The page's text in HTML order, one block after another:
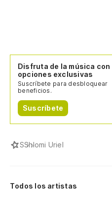
Disfruta de la música con
opciones exclusivas
Suscríbete para desbloquear
beneficios.
Suscríbete
SShlomi Uriel
Todos los artistas